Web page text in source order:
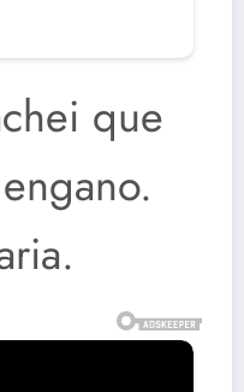
que